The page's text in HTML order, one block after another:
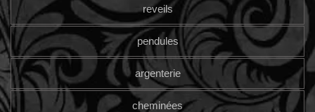
reveils
pendules
argenterie
cheminées